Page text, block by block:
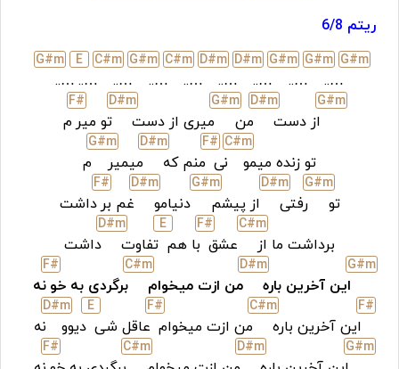
ریتم 6/8
G#m
…..
G#m
…..
G#m
…..
D#m
…..
D#m
…..
C#m
…..
G#m
…..
C#m
…..
E
…..
G#m
G#m
از دست
D#m
من
G#m
میری از دست
D#m
تو میر
F#
م
تو زنده میمو
C#m
نی
F#
منم که
D#m
میمیر
G#m
م
تو
G#m
رفتی
D#m
از پیشم
G#m
دنیامو
D#m
غم بر
F#
داشت
برداشت ما از
C#m
عشق
F#
با هم
E
تفاوت
D#m
داشت
G#m
این آخرین باره
D#m
من ازت میخوام
C#m
برگردی به خو
F#
نه
F#
این آخرین باره
C#m
من ازت میخوام
F#
عاقل شی
E
دیوو
D#m
نه
G#m
D#m
C#m
F#